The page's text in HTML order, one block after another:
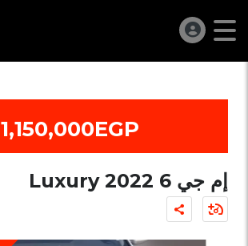
1,150,000EGP
إم جي 6 Luxury 2022